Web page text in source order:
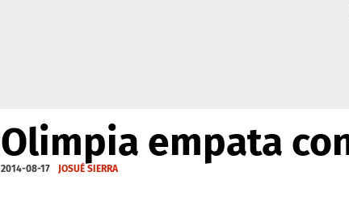
Olimpia empata
2014-08-17 JOSUÉ SIERRA